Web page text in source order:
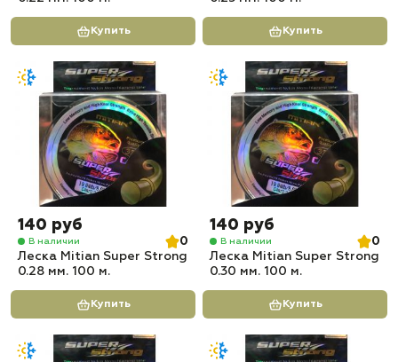
Купить Купить
140 руб
В наличии
0
Леска Mitian Super Strong
0.28 мм. 100 м.
Купить
140 руб
В наличии
0
Леска Mitian Super Strong
0.30 мм. 100 м.
Купить